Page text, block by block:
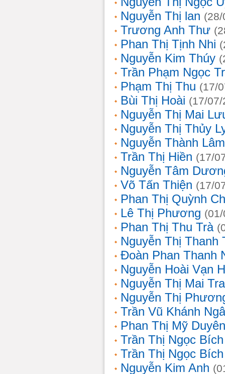
Nguyễn Thị lan
Trương Anh Thư
Phan Thị Tịnh Nhi
Nguyễn Kim Thúy
Trần Phạm Ngọc
Phạm Thị Thu (17/
Bùi Thị Hoài (17/
Nguyễn Thị Mai
Nguyễn Thị Thủy
Nguyễn Thành Lâm
Trần Thị Hiền (17/
Nguyễn Tâm
Võ Tấn Thiện (17/
Phan Thị Quỳnh
Lê Thị Phương
Phan Thị Thu Trà
Nguyễn Thị Thanh
Đoàn Phan Thanh
Nguyễn Hoài Vạn
Nguyễn Thị Mai
Nguyễn Thị
Trần Vũ Khánh
Phan Thị Mỹ Duyên
Trần Thị Ngọc Bích
Trần Thị Ngọc Bích
Nguyễn Kim Anh